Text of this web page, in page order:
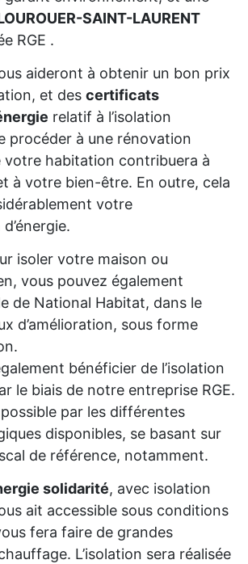
SAINT-LAURENT
RGE .
aideront à obtenir un bon prix
et des certificats
relatif à l’isolation
procéder à une rénovation
votre habitation contribuera à
à votre bien-être. En outre, cela
votre
isoler votre maison ou
vous pouvez également
de National Habitat, dans le
d’amélioration, sous forme
bénéficier de l’isolation
le biais de notre entreprise RGE.
par les différentes
disponibles, se basant sur
de référence, notamment.
solidarité, avec isolation
ait accessible sous conditions
fera faire de grandes
L’isolation sera réalisée